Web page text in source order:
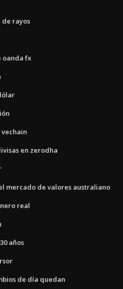
rayos
oanda fx
en zerodha
mercado de valores australiano
real
años
de día quedan